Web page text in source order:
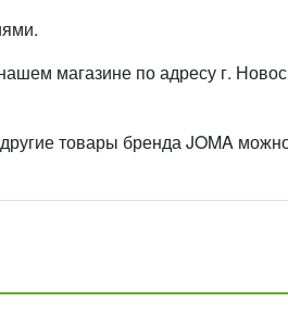
магазине по адресу г.
товары бренда JOMA